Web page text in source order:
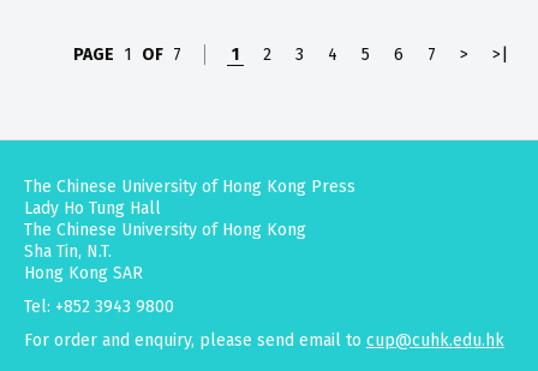
PAGE 1 OF 7 1 2 3 4 5 6 7 > >|
The Chinese University of Hong Kong Press
Lady Ho Tung Hall
The Chinese University of Hong Kong
Sha Tin, N.T.
Hong Kong SAR
Tel: +852 3943 9800
For order and enquiry, please send email to cup@cuhk.edu.hk